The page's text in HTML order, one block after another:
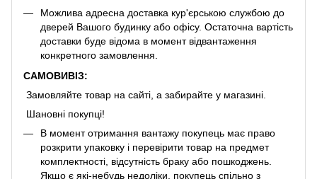
Можлива адресна доставка кур'єрською службою до
дверей Вашого будинку або офісу. Остаточна вартість
доставки буде відома в момент відвантаження
конкретного замовлення.
САМОВИВІЗ:
Замовляйте товар на сайті, а забирайте у магазині.
Шановні покупці!
В момент отримання вантажу покупець має право
розкрити упаковку і перевірити товар на предмет
комплектності, відсутність браку або пошкоджень.
Якщо є які-небудь недоліки, покупець спільно з